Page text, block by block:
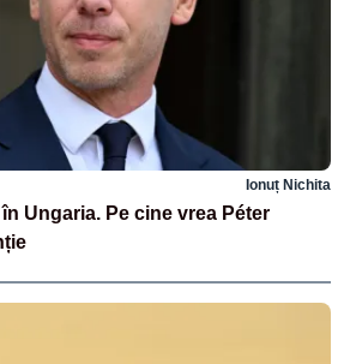
Ionuț Nichita
Ungaria. Pe cine vrea Péter